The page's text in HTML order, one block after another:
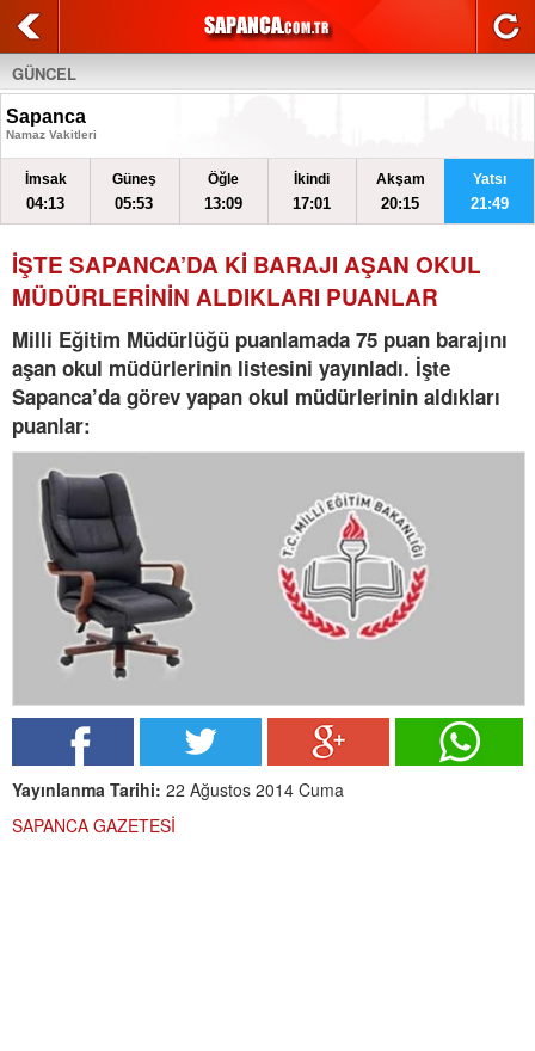
GÜNCEL
Sapanca
Namaz Vakitleri
İmsak
04:13
Güneş
05:53
Öğle
13:09
İkindi
17:01
Akşam
20:15
Yatsı
21:49
İŞTE SAPANCA’DA Kİ BARAJI AŞAN OKUL
MÜDÜRLERİNİN ALDIKLARI PUANLAR
Milli Eğitim Müdürlüğü puanlamada 75 puan barajını
aşan okul müdürlerinin listesini yayınladı. İşte
Sapanca’da görev yapan okul müdürlerinin aldıkları
puanlar:
Yayınlanma Tarihi: 22 Ağustos 2014 Cuma
SAPANCA GAZETESİ